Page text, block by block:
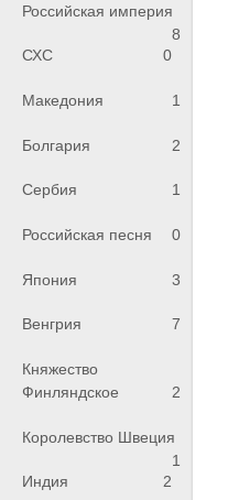
Российская империя
8
СХС
0
Македония 1
Болгария 2
Сербия 1
Российская песня 0
Япония 3
Венгрия 7
Княжество
Финляндское
2
Королевство Швеция
1
Индия
2